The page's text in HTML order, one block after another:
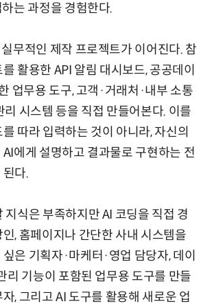
는 과정을 경험한다.
무적인 제작 프로젝트가 이어진다. 참
활용한 API 알림 대시보드, 공공데이
업무용 도구, 고객·거래처·내부 소통
리 시스템 등을 직접 만들어본다. 이를
따라 입력하는 것이 아니라, 자신의
에게 설명하고 결과물로 구현하는 전
다.
지식은 부족하지만 AI 코딩을 직접 경
, 홈페이지나 간단한 사내 시스템을
은 기획자·마케터·영업 담당자, 데이
리 기능이 포함된 업무용 도구를 만들
, 그리고 AI 도구를 활용해 새로운 업